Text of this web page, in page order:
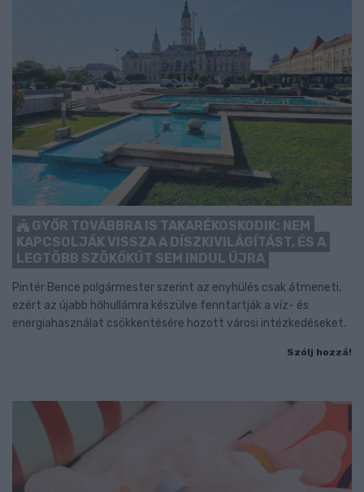
GYŐR TOVÁBBRA IS TAKARÉKOSKODIK: NEM
KAPCSOLJÁK VISSZA A DÍSZKIVILÁGÍTÁST, ÉS A
LEGTÖBB SZÖKŐKÚT SEM INDUL ÚJRA
Pintér Bence polgármester szerint az enyhülés csak átmeneti,
ezért az újabb hőhullámra készülve fenntartják a víz- és
energiahasználat csökkentésére hozott városi intézkedéseket.
Szólj hozzá!